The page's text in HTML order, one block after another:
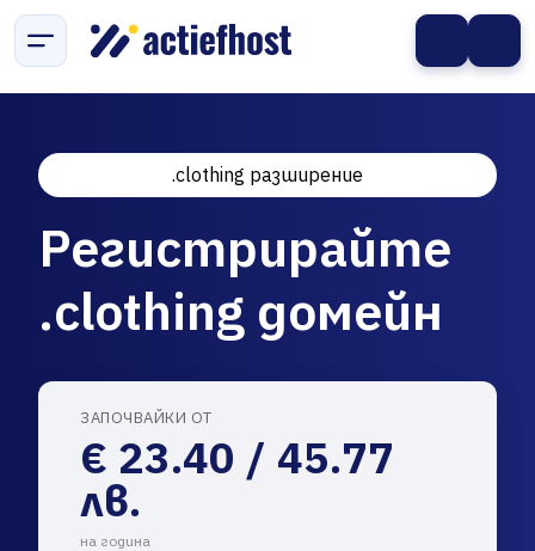
.clothing разширение
Регистрирайте
.clothing домейн
ЗАПОЧВАЙКИ ОТ
€ 23.40 / 45.77
лв.
на година